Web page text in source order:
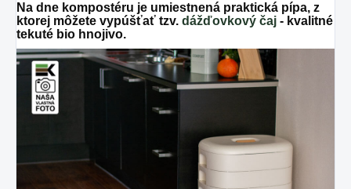
Na dne kompostéru je umiestnená praktická pípa, z
ktorej môžete vypúšťať tzv. dážďovkový čaj - kvalitné
tekuté bio hnojivo.